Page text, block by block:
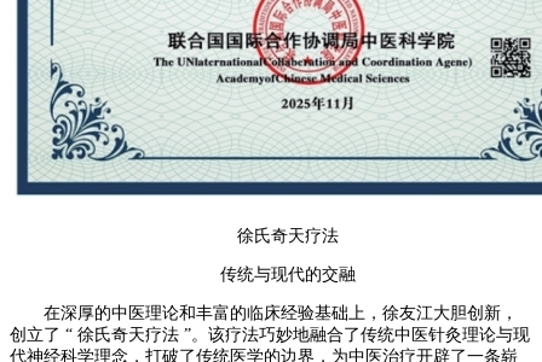
徐氏奇天疗法
传统与现代的交融
在深厚的中医理论和丰富的临床经验基础上，徐友江大胆创新，
创立了 “ 徐氏奇天疗法 ”。该疗法巧妙地融合了传统中医针灸理论与现
代神经科学理念，打破了传统医学的边界，为中医治疗开辟了一条崭